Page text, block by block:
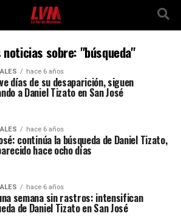
noticias sobre: "búsqueda"
hace 6 años
días de su desaparición, siguen
a Daniel Tizato en San José
hace 6 años
continúa la búsqueda de Daniel Tizato,
hace ocho días
hace 6 años
semana sin rastros: intensifican
de Daniel Tizato en San José